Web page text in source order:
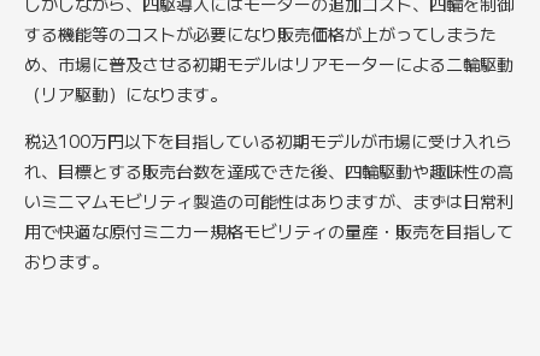
する機能等のコストが必要になり販売価格が上がってしまうた
め、市場に普及させる初期モデルはリアモーターによる二輪駆動
（リア駆動）になります。
税込100万円以下を目指している初期モデルが市場に受け入れら
れ、目標とする販売台数を達成できた後、四輪駆動や趣味性の高
いミニマムモビリティ製造の可能性はありますが、まずは日常利
用で快適な原付ミニカー規格モビリティの量産・販売を目指して
おります。